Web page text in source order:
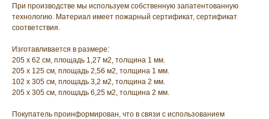
При производстве мы используем собственную запатентованную
технологию. Материал имеет пожарный сертификат, сертификат
соответствия.
Изготавливается в размере:
205 х 62 см, площадь 1,27 м2, толщина 1 мм.
205 х 125 см, площадь 2,56 м2, толщина 1 мм.
102 х 305 см, площадь 3,2 м2, толщина 2 мм.
205 х 305 см, площадь 6,25 м2, толщина 2 мм.
Покупатель проинформирован, что в связи с использованием